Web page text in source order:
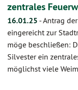
zentrales
16.01.25 -Antrag
eingereicht zur
möge beschließen:
Silvester ein
möglichst viele